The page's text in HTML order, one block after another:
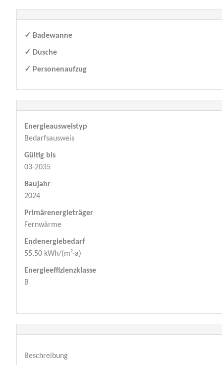
✓ Badewanne
✓ Dusche
✓ Personenaufzug
Energieausweistyp
Bedarfs­ausweis
Gültig bis
03-2035
Baujahr
2024
Primärenergieträger
Fernwärme
Endenergie­bedarf
55,50 kWh/(m²·a)
Energie­effizienz­klasse
B
Beschreibung